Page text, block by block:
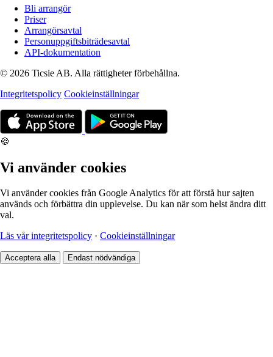
Bli arrangör
Priser
Arrangörsavtal
Personuppgiftsbiträdesavtal
API-dokumentation
© 2026 Ticsie AB. Alla rättigheter förbehållna.
Integritetspolicy Cookieinställningar
🍪
Vi använder cookies
Vi använder cookies från Google Analytics för att förstå hur sajten
används och förbättra din upplevelse. Du kan när som helst ändra ditt
val.
Läs vår integritetspolicy · Cookieinställningar
Acceptera alla Endast nödvändiga